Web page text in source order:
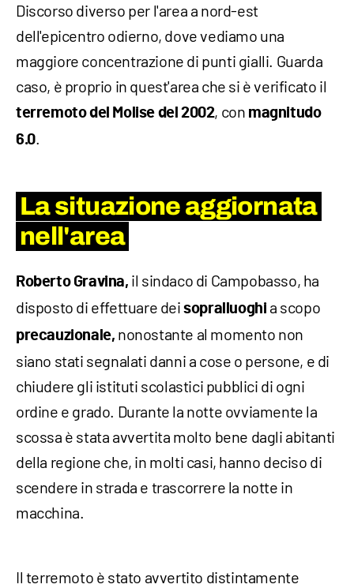
Discorso diverso per l'area a nord-est
dell'epicentro odierno, dove vediamo una
maggiore concentrazione di punti gialli. Guarda
caso, è proprio in quest'area che si è verificato il
terremoto del Molise del 2002, con magnitudo
6.0.
La situazione aggiornata
nell'area
Roberto Gravina, il sindaco di Campobasso, ha
disposto di effettuare deisopralluoghi a scopo
precauzionale, nonostante al momento non
siano stati segnalati danni a cose o persone, e di
chiudere gli istituti scolastici pubblici di ogni
ordine e grado. Durante la notte ovviamente la
scossa è stata avvertita molto bene dagli abitanti
della regione che, in molti casi, hanno deciso di
scendere in strada e trascorrere la notte in
macchina.
Il terremoto è stato avvertito distintamente